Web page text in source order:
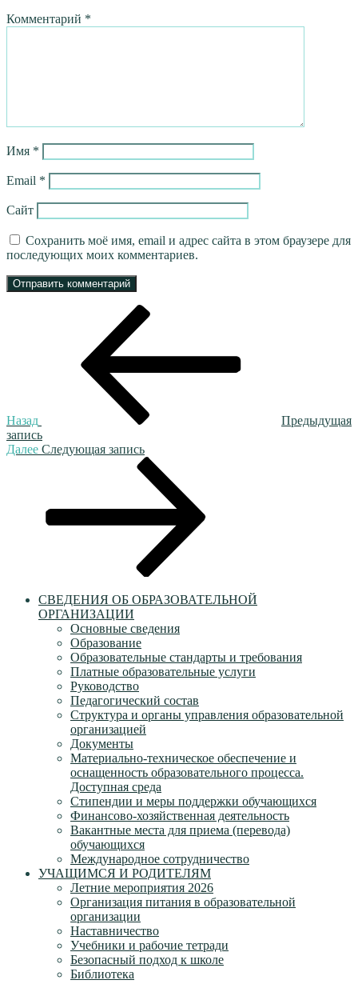
Комментарий *
Имя *
Email *
Сайт
Сохранить моё имя, email и адрес сайта в этом браузере для
последующих моих комментариев.
Назад
Предыдущая
запись
Следующая
Далее Следующая запись
СВЕДЕНИЯ ОБ ОБРАЗОВАТЕЛЬНОЙ
ОРГАНИЗАЦИИ
Основные сведения
Образование
Образовательные стандарты и требования
Платные образовательные услуги
Руководство
Педагогический состав
Структура и органы управления образовательной
организацией
Документы
Материально-техническое обеспечение и
оснащенность образовательного процесса.
Доступная среда
Стипендии и меры поддержки обучающихся
Финансово-хозяйственная деятельность
Вакантные места для приема (перевода)
обучающихся
Международное сотрудничество
УЧАЩИМСЯ И РОДИТЕЛЯМ
Летние мероприятия 2026
Организация питания в образовательной
организации
Наставничество
Учебники и рабочие тетради
Безопасный подход к школе
Библиотека